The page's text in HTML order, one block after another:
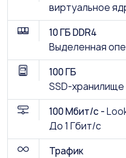
виртуальное
10 ГБ DDR4
Выделенная
100 ГБ
SSD-хранилище
100 Мбит/с -
До 1 Гбит/с
Трафик